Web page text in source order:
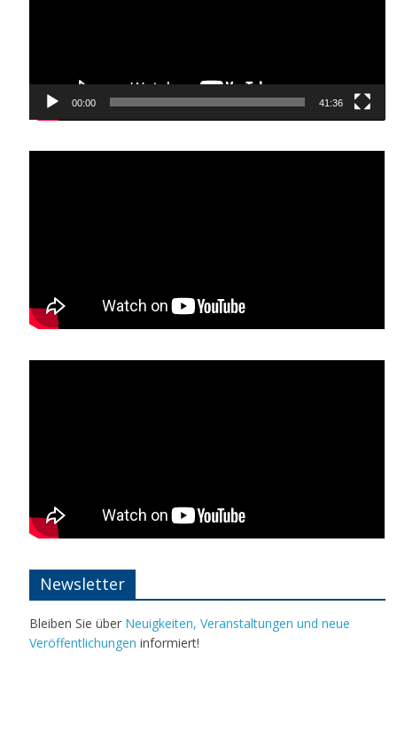
00:00 41:36
Newsletter
Bleiben Sie über Neuigkeiten, Veranstaltungen und neue
Veröffentlichungen informiert!